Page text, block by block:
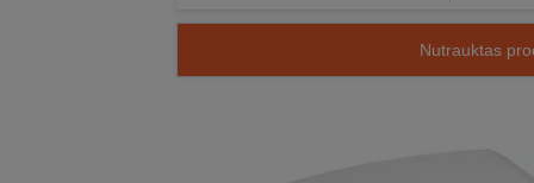
Nutrauktas